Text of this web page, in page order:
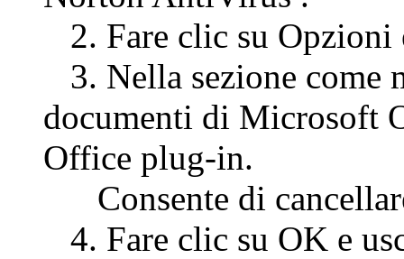
2. Fare clic su Opzioni
3. Nella sezione come
documenti di Microsoft
Office plug-in.
Consente di
4. Fare clic su OK e